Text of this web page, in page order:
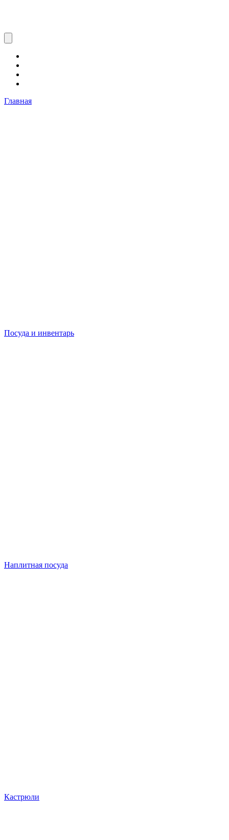
Главная
Посуда и инвентарь
Наплитная посуда
Кастрюли